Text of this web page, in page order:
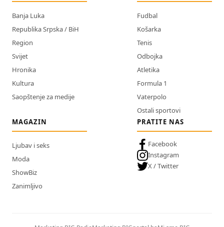
Banja Luka
Republika Srpska / BiH
Region
Svijet
Hronika
Kultura
Saopštenje za medije
Fudbal
Košarka
Tenis
Odbojka
Atletika
Formula 1
Vaterpolo
Ostali sportovi
MAGAZIN
Ljubav i seks
Moda
ShowBiz
Zanimljivo
PRATITE NAS
Facebook
Instagram
X / Twitter